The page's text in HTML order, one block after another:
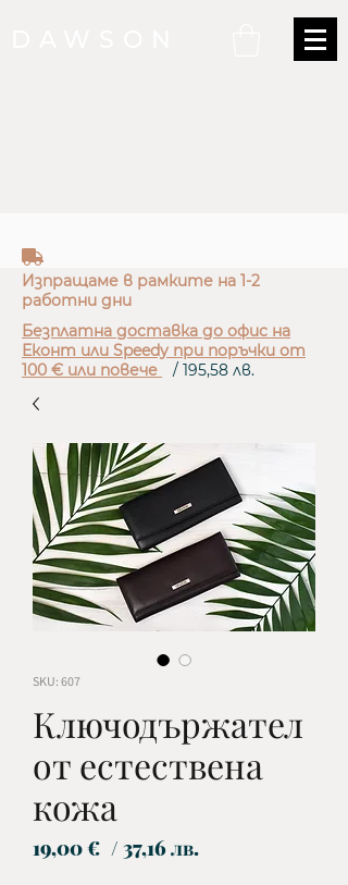
truck
Изпращаме в рамките на 1-2
работни дни
Безплатна доставка до офис на
Еконт или Speedy при поръчки от
100 € или повече
/ 195,58 лв.
SKU: 607
Ключодържател
от естествена
кожа
19,00 € / 37,16 лв.Цена